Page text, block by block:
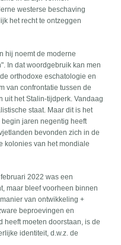
westerse beschaving
het recht te ontzeggen
hij noemt de moderne
In dat woordgebruik kan men
orthodoxe eschatologie en
van confrontatie tussen de
uit het Stalin-tijdperk. Vandaag
staat. Maar dit is het
jaren negentig heeft
bevonden zich in de
kolonies van het mondiale
2022 was een
maar bleef voorheen binnen
van ontwikkeling +
beproevingen en
heeft moeten doorstaan, is de
identiteit, d.w.z. de